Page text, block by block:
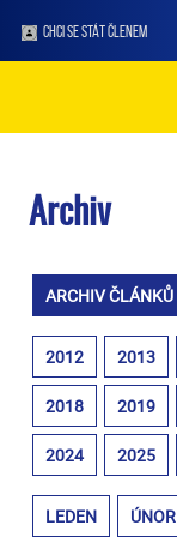
CHCI SE STÁT ČLENEM
Archiv
ARCHIV ČLÁNKŮ
2012 2013
2018 2019
2024 2025
LEDEN ÚNOR